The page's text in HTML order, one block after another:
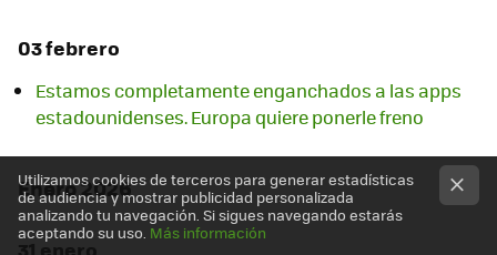
03 febrero
Estamos completamente enganchados a las apps
estadounidenses. Europa quiere ponerle freno
Enero 2026
Utilizamos cookies de terceros para generar estadísticas
de audiencia y mostrar publicidad personalizada
analizando tu navegación. Si sigues navegando estarás
aceptando su uso. Más información